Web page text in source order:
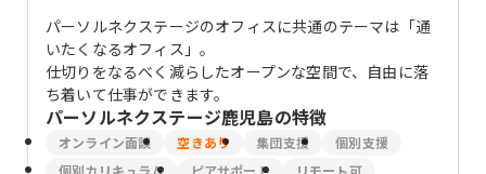
パーソルネクステージのオフィスに共通のテーマは「通
いたくなるオフィス」。
仕切りをなるべく減らしたオープンな空間で、自由に落
ち着いて仕事ができます。
パーソルネクステージ鹿児島の特徴
オンライン面談 空きあり 集団支援
個別支援
個別カリキュラム
ピアサポート
リモート可